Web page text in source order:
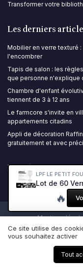
LPF LE PETIT
🔥
Transformer votre
Les derniers
Mobilier en verre texturé
l'encombrer
Tapis de salon : les
que personne n'explique
Chambre d'enfant
tiennent de 3 à 12 ans
Le farmcore s'invite en
appartements citadins
Appli de décoration
gratuitement et avec
Ma Décoration
Mentions
© Ma
Ce site utilise des
vous souhaitez activer
Tout